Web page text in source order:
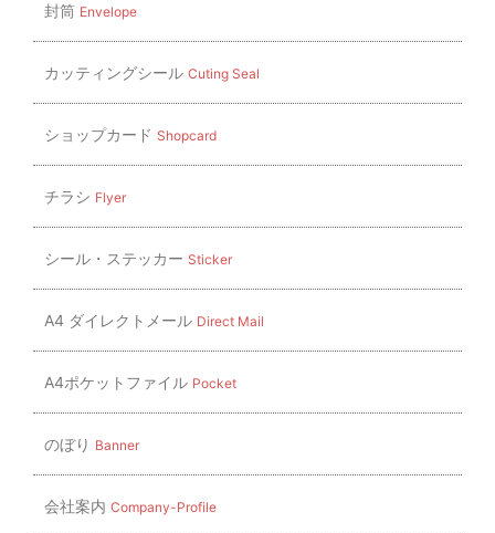
封筒 Envelope
カッティングシール Cuting Seal
ショップカード Shopcard
チラシ Flyer
シール・ステッカー Sticker
A4 ダイレクトメール Direct Mail
A4ポケットファイル Pocket
のぼり Banner
会社案内 Company-Profile